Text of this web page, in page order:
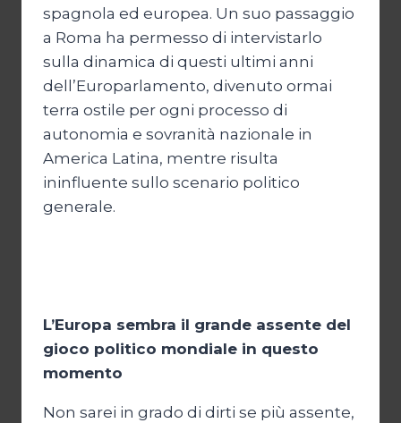
spagnola ed europea. Un suo passaggio
a Roma ha permesso di intervistarlo
sulla dinamica di questi ultimi anni
dell’Europarlamento, divenuto ormai
terra ostile per ogni processo di
autonomia e sovranità nazionale in
America Latina, mentre risulta
ininfluente sullo scenario politico
generale.
L’Europa sembra il grande assente del
gioco politico mondiale in questo
momento
Non sarei in grado di dirti se più assente,